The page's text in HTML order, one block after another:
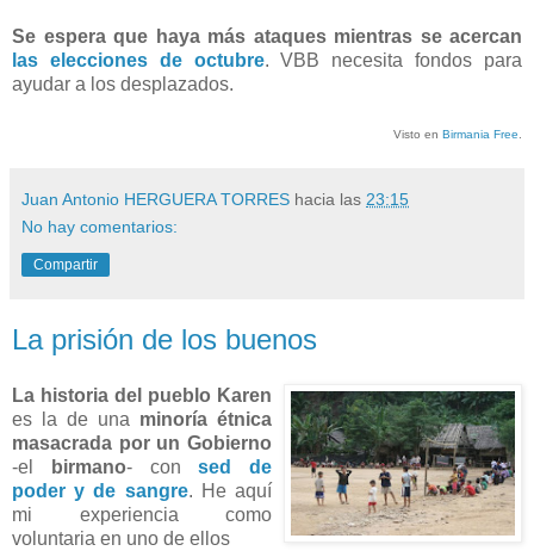
Se espera que haya más ataques mientras se acercan
las elecciones de octubre. VBB necesita fondos para
ayudar a los desplazados.
Visto en Birmania Free
Juan Antonio HERGUERA TORRES hacia las 23:15
No hay comentarios:
Compartir
La prisión de los buenos
La historia del pueblo Karen
es la de una minoría étnica
masacrada por un Gobierno
-el
birmano- consed de
poder y de sangre. He aquí
mi experiencia como
voluntaria en uno de ellos